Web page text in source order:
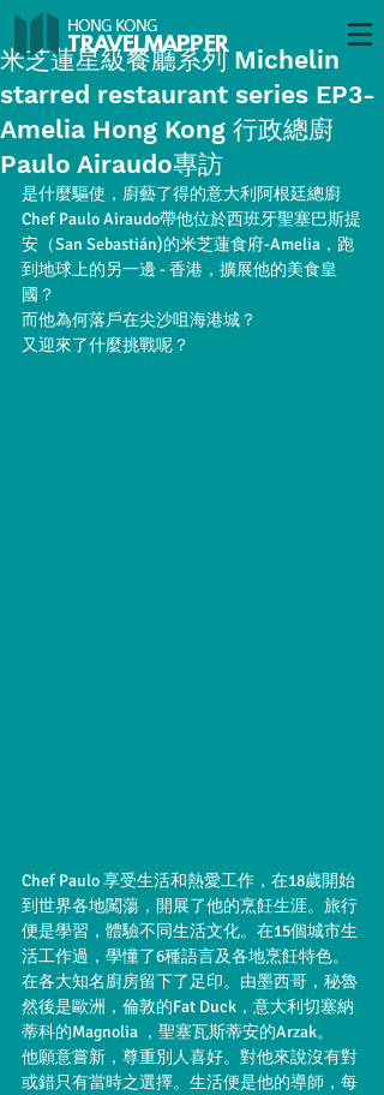
HONG KONG
TRAVELMAPPER
米芝蓮星級餐廳系列 Michelin
starred restaurant series EP3-
Amelia Hong Kong 行政總廚
Paulo Airaudo專訪
是什麼驅使，廚藝了得的意大利阿根廷總廚
Chef Paulo Airaudo帶他位於西班牙聖塞巴斯提
安（San Sebastián)的米芝蓮食府-Amelia，跑
到地球上的另一邊 - 香港，擴展他的美食皇
國？
而他為何落戶在尖沙咀海港城？
又迎來了什麼挑戰呢？
Chef Paulo 享受生活和熱愛工作，在18歲開始
到世界各地闖蕩，開展了他的烹飪生涯。旅行
便是學習，體驗不同生活文化。在15個城市生
活工作過，學懂了6種語言及各地烹飪特色。
在各大知名廚房留下了足印。由墨西哥，秘魯
然後是歐洲，倫敦的Fat Duck，意大利切塞納
蒂科的Magnolia ，聖塞瓦斯蒂安的Arzak。
他願意嘗新，尊重別人喜好。對他來說沒有對
或錯只有當時之選擇。生活便是他的導師，每